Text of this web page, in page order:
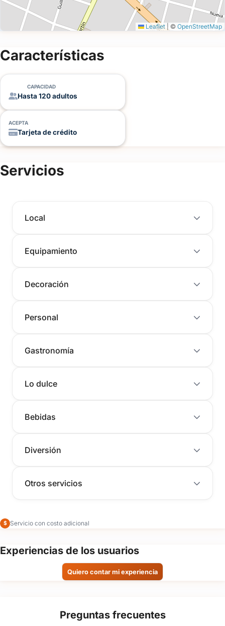
Leaflet © OpenStreetMap
Características
CAPACIDAD
Hasta 120 adultos
ACEPTA
Tarjeta de crédito
Servicios
Local
Equipamiento
Decoración
Personal
Gastronomía
Lo dulce
Bebidas
Diversión
Otros servicios
$ Servicio con costo adicional
Experiencias de los usuarios
Quiero contar mi experiencia
Preguntas frecuentes